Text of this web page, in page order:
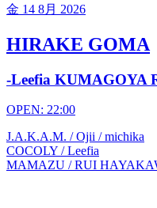
金 14 8月 2026
HIRAKE GOMA
-Leefia KUMAGOYA
OPEN: 22:00
J.A.K.A.M. / Ojii / michika
COCOLY / Leefia
MAMAZU / RUI